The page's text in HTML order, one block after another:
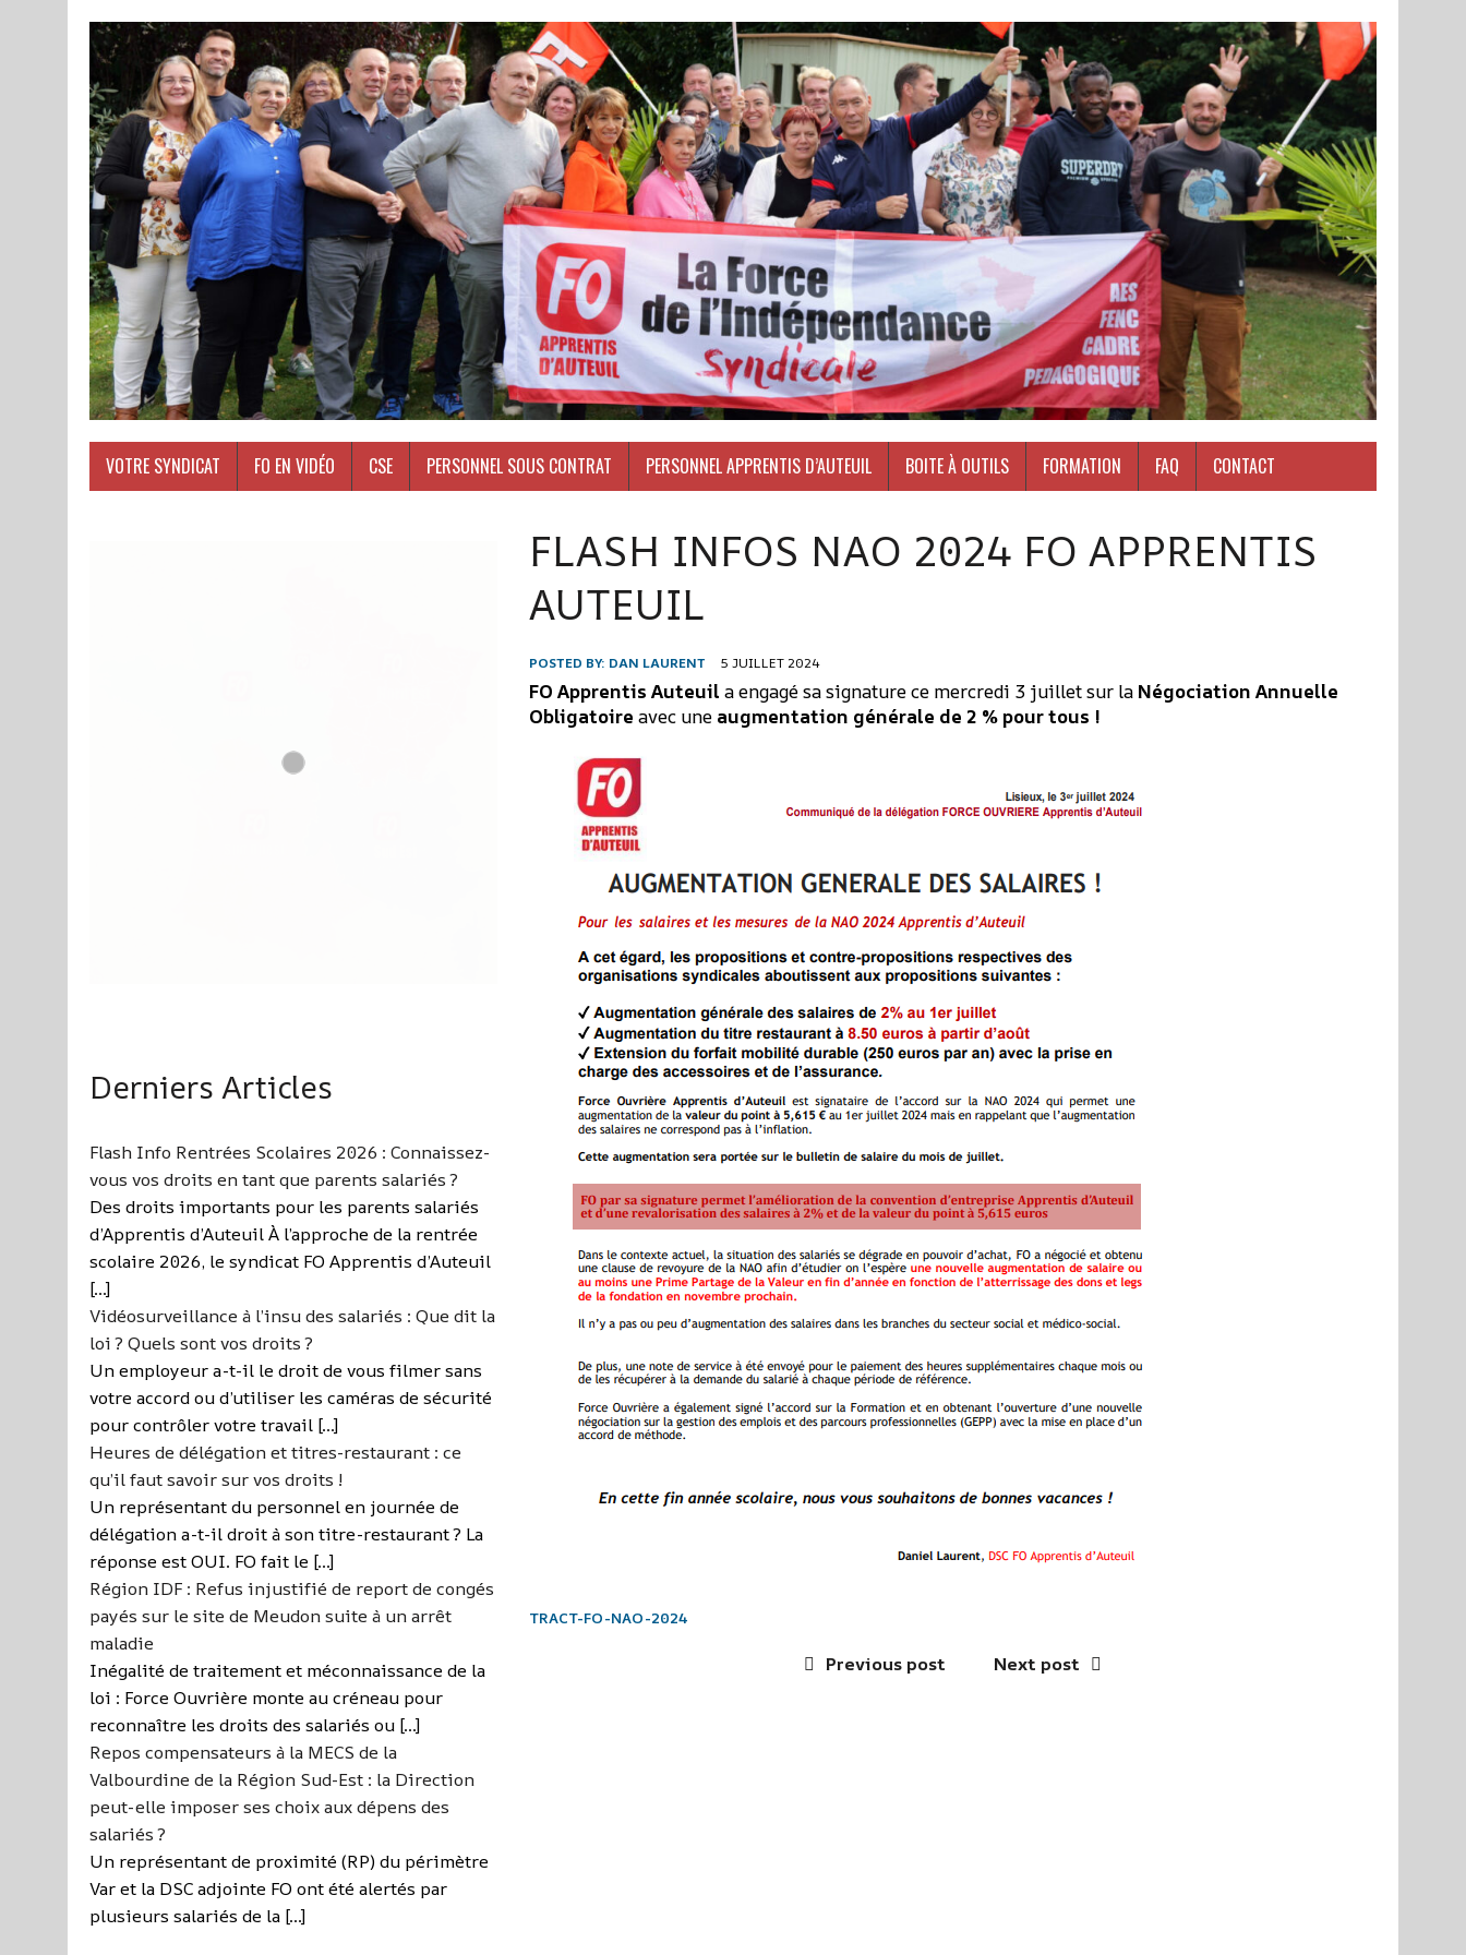
VOTRE SYNDICAT FO EN VIDÉO CSE PERSONNEL SOUS CONTRAT PERSONNEL APPRENTIS D’AUTEUIL BOITE À OUTILS FORMATION FAQ CONTACT
FLASH INFOS NAO 2024 FO APPRENTIS
AUTEUIL
POSTED BY: DAN LAURENT 5 JUILLET 2024
FO Apprentis Auteuil a engagé sa signature ce mercredi 3 juillet sur laNégociation Annuelle
Obligatoire avec une augmentation générale de 2 % pour tous !
TRACT-FO-NAO-2024
Previous post Next post
Derniers Articles
Flash Info Rentrées Scolaires 2026 : Connaissez-
vous vos droits en tant que parents salariés ?
Des droits importants pour les parents salariés
d’Apprentis d’Auteuil À l’approche de la rentrée
scolaire 2026, le syndicat FO Apprentis d’Auteuil
[…]
Vidéosurveillance à l’insu des salariés : Que dit la
loi ? Quels sont vos droits ?
Un employeur a-t-il le droit de vous filmer sans
votre accord ou d’utiliser les caméras de sécurité
pour contrôler votre travail […]
Heures de délégation et titres-restaurant : ce
qu’il faut savoir sur vos droits !
Un représentant du personnel en journée de
délégation a-t-il droit à son titre-restaurant ? La
réponse est OUI. FO fait le […]
Région IDF : Refus injustifié de report de congés
payés sur le site de Meudon suite à un arrêt
maladie
Inégalité de traitement et méconnaissance de la
loi : Force Ouvrière monte au créneau pour
reconnaître les droits des salariés ou […]
Repos compensateurs à la MECS de la
Valbourdine de la Région Sud-Est : la Direction
peut-elle imposer ses choix aux dépens des
salariés ?
Un représentant de proximité (RP) du périmètre
Var et la DSC adjointe FO ont été alertés par
plusieurs salariés de la […]